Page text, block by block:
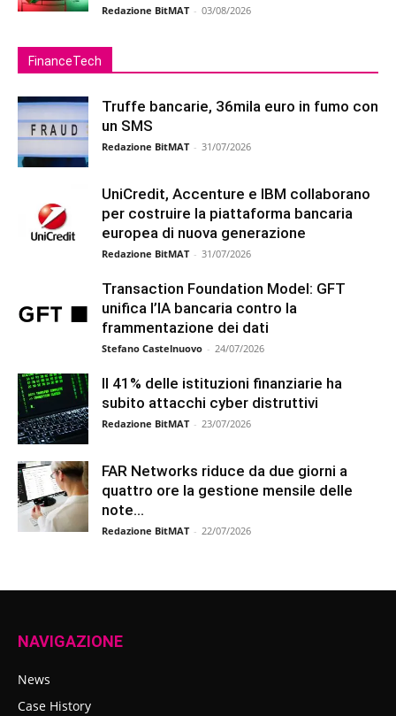
Redazione BitMAT - 03/08/2026
FinanceTech
Truffe bancarie, 36mila euro in fumo con
un SMS
Redazione BitMAT - 31/07/2026
UniCredit, Accenture e IBM collaborano
per costruire la piattaforma bancaria
europea di nuova generazione
Redazione BitMAT - 31/07/2026
Transaction Foundation Model: GFT
unifica l’IA bancaria contro la
frammentazione dei dati
Stefano Castelnuovo - 24/07/2026
Il 41% delle istituzioni finanziarie ha
subito attacchi cyber distruttivi
Redazione BitMAT - 23/07/2026
FAR Networks riduce da due giorni a
quattro ore la gestione mensile delle
note...
Redazione BitMAT - 22/07/2026
NAVIGAZIONE
News
Case History